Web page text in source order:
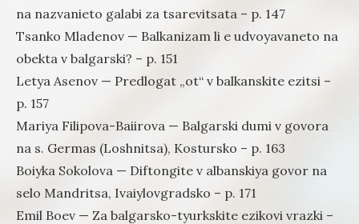
na nazvanieto galabi za tsarevitsata – p. 147
Tsanko Mladenov — Balkanizam li e udvoyavaneto na
obekta v balgarski? – p. 151
Letya Asenov — Predlogat „ot“ v balkanskite ezitsi –
p. 157
Mariya Filipova-Baiirova — Balgarski dumi v govora
na s. Germas (Loshnitsa), Kostursko – p. 163
Boiyka Sokolova — Diftongite v albanskiya govor na
selo Mandritsa, Ivaiylovgradsko – p. 171
Emil Boev — Za balgarsko-tyurkskite ezikovi vrazki –